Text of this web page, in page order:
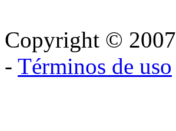
Copyright © 2007
- Términos de uso